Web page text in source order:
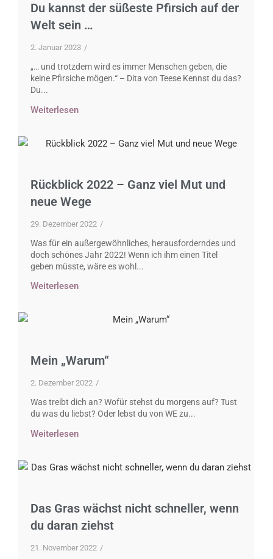
Du kannst der süßeste Pfirsich auf der
Welt sein …
2. Januar 2023 /
„… und trotzdem wird es immer Menschen geben, die
keine Pfirsiche mögen.“ – Dita von Teese Kennst du das?
Du...
Weiterlesen
Rückblick 2022 – Ganz viel Mut und
neue Wege
29. Dezember 2022 /
Was für ein außergewöhnliches, herausforderndes und
doch schönes Jahr 2022! Wenn ich ihm einen Titel
geben müsste, wäre es wohl...
Weiterlesen
Mein „Warum“
2. Dezember 2022 /
Was treibt dich an? Wofür stehst du morgens auf? Tust
du was du liebst? Oder lebst du von WE zu...
Weiterlesen
Das Gras wächst nicht schneller, wenn
du daran ziehst
21. November 2022 /